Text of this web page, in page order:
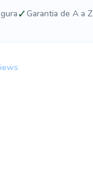
✓Garantia de A a Z